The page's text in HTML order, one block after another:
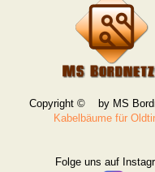
Copyright © by MS
Kabelbäume für
Folge uns auf